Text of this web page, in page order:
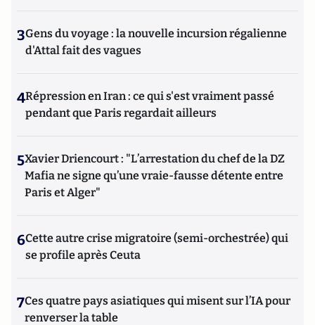
3Gens du voyage : la nouvelle incursion régalienne
d'Attal fait des vagues
4Répression en Iran : ce qui s'est vraiment passé
pendant que Paris regardait ailleurs
5Xavier Driencourt : "L’arrestation du chef de la DZ
Mafia ne signe qu’une vraie-fausse détente entre
Paris et Alger"
6Cette autre crise migratoire (semi-orchestrée) qui
se profile après Ceuta
7Ces quatre pays asiatiques qui misent sur l’IA pour
renverser la table